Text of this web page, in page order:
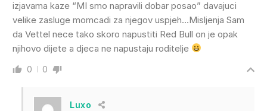
izjavama kaze “MI smo napravili dobar posao” davajuci
velike zasluge momcadi za njegov uspjeh…Misljenja Sam
da Vettel nece tako skoro napustiti Red Bull on je opak
njihovo dijete a djeca ne napustaju roditelje
0 0
Luxo